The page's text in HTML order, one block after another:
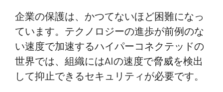
企業の保護は、かつてないほど困難になっ
ています。テクノロジーの進歩が前例のな
い速度で加速するハイパーコネクテッドの
世界では、組織にはAIの速度で脅威を検出
して抑止できるセキュリティが必要です。